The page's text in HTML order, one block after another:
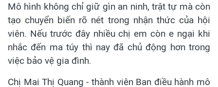
Mô hình không chỉ giữ gìn an ninh, trật tự mà còn
tạo chuyển biến rõ nét trong nhận thức của hội
viên. Nếu trước đây nhiều chị em còn e ngại khi
nhắc đến ma túy thì nay đã chủ động hơn trong
việc bảo vệ gia đình.
Chị Mai Thị Quang - thành viên Ban điều hành mô